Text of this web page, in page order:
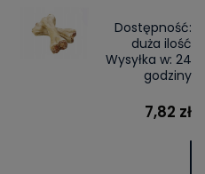
Dostępność:
duża ilość
Wysyłka w: 24
godziny
7,82 zł